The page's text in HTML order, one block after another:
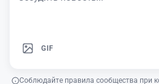
GIF
Соблюдайте правила сообщества при